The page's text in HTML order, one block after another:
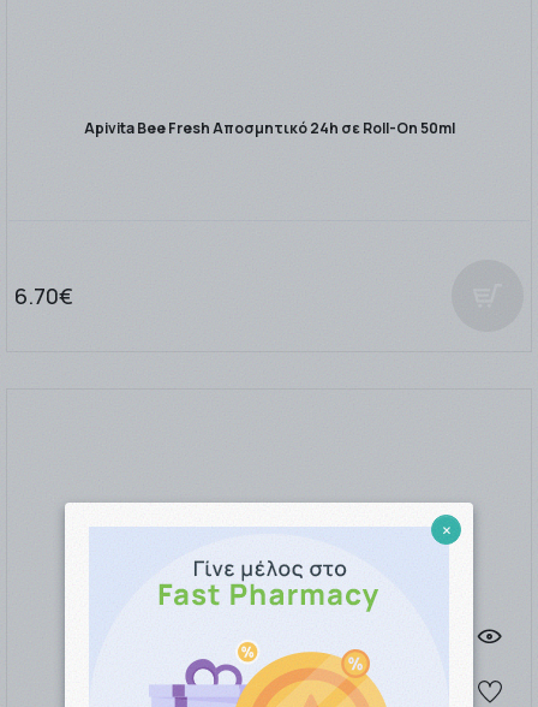
Apivita Bee Fresh Αποσμητικό 24h σε Roll-On 50ml
6.70€
×